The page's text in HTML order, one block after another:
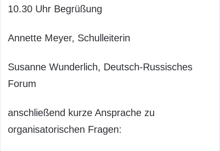
10.30 Uhr Begrüßung
Annette Meyer, Schulleiterin
Susanne Wunderlich, Deutsch-Russisches
Forum
anschließend kurze Ansprache zu
organisatorischen Fragen: